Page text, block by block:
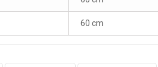
60 cm